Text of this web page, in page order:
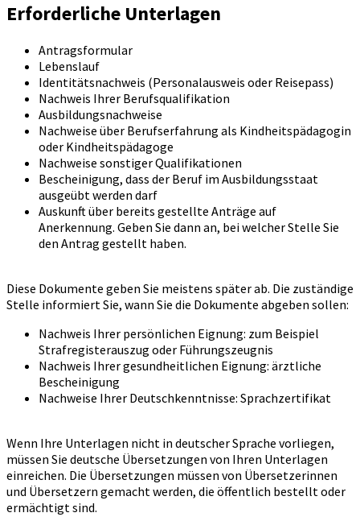
Erforderliche Unterlagen
Antragsformular
Lebenslauf
Identitätsnachweis (Personalausweis oder Reisepass)
Nachweis Ihrer Berufsqualifikation
Ausbildungsnachweise
Nachweise über Berufserfahrung als Kindheitspädagogin
oder Kindheitspädagoge
Nachweise sonstiger Qualifikationen
Bescheinigung, dass der Beruf im Ausbildungsstaat
ausgeübt werden darf
Auskunft über bereits gestellte Anträge auf
Anerkennung. Geben Sie dann an, bei welcher Stelle Sie
den Antrag gestellt haben.
Diese Dokumente geben Sie meistens später ab. Die zuständige
Stelle informiert Sie, wann Sie die Dokumente abgeben sollen:
Nachweis Ihrer persönlichen Eignung: zum Beispiel
Strafregisterauszug oder Führungszeugnis
Nachweis Ihrer gesundheitlichen Eignung: ärztliche
Bescheinigung
Nachweise Ihrer Deutschkenntnisse: Sprachzertifikat
Wenn Ihre Unterlagen nicht in deutscher Sprache vorliegen,
müssen Sie deutsche Übersetzungen von Ihren Unterlagen
einreichen. Die Übersetzungen müssen von Übersetzerinnen
und Übersetzern gemacht werden, die öffentlich bestellt oder
ermächtigt sind.